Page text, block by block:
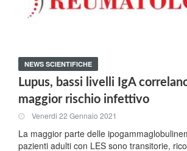
NEWS SCIENTIFICHE
Lupus, bassi livelli IgA
maggior rischio infettivo
Venerdi 22 Gennaio 2021
La maggior parte delle
pazienti adulti con LES sono transitorie,